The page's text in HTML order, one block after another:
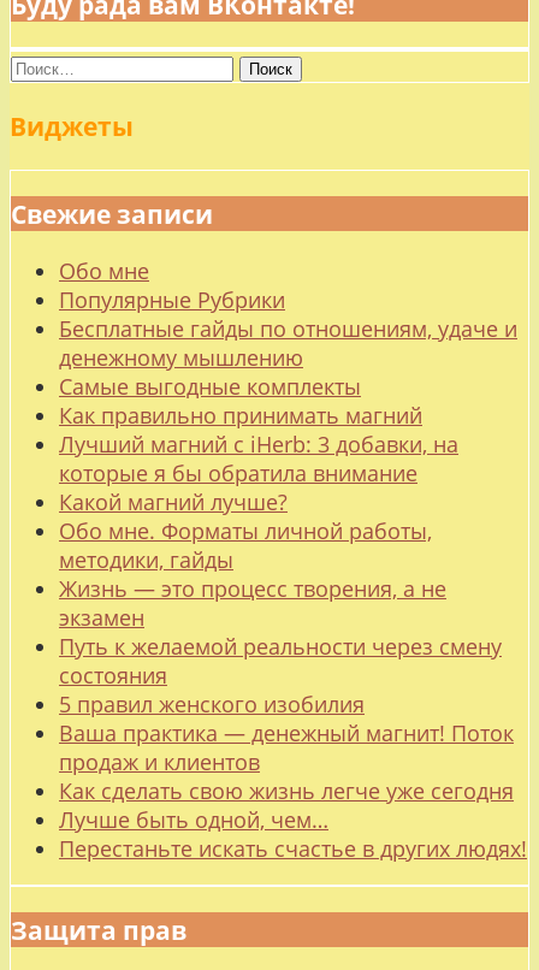
Найти:
Виджеты
Свежие записи
Обо мне
Популярные Рубрики
Бесплатные гайды по отношениям, удаче и
денежному мышлению
Самые выгодные комплекты
Как правильно принимать магний
Лучший магний с iHerb: 3 добавки, на
которые я бы обратила внимание
Какой магний лучше?
Обо мне. Форматы личной работы,
методики, гайды
Жизнь — это процесс творения, а не
экзамен
Путь к желаемой реальности через смену
состояния
5 правил женского изобилия
Ваша практика — денежный магнит! Поток
продаж и клиентов
Как сделать свою жизнь легче уже сегодня
Лучше быть одной, чем…
Перестаньте искать счастье в других людях!
Защита прав